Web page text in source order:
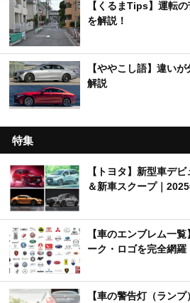
【くるまTips】運転
を解説！
【ややこし語】違い
解説
特集
【トヨタ】新型車デ
＆新車スクープ｜
【車のエンブレム一
ーク・ロゴを完全網羅
【車の警告灯（ラン